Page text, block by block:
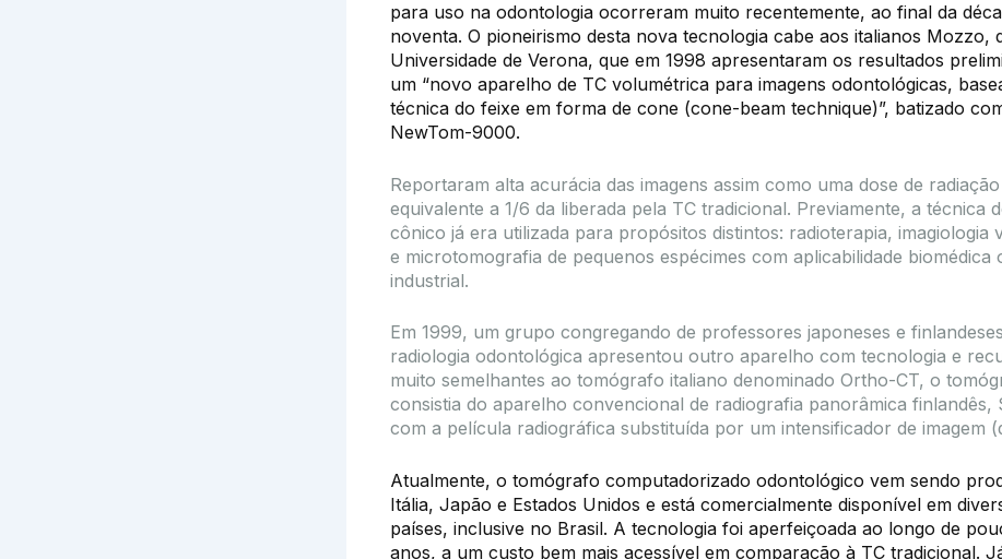
para uso na odontologia ocorreram muito recentemente, ao final da
noventa. O pioneirismo desta nova tecnologia cabe aos italianos Mozzo,
Universidade de Verona, que em 1998 apresentaram os resultados
um “novo aparelho de TC volumétrica para imagens odontológicas,
técnica do feixe em forma de cone (cone-beam technique)”, batizado
NewTom-9000.
Reportaram alta acurácia das imagens assim como uma dose de radiação
equivalente a 1/6 da liberada pela TC tradicional. Previamente, a técnica
cônico já era utilizada para propósitos distintos: radioterapia, imagiologia
e microtomografia de pequenos espécimes com aplicabilidade biomédica
industrial.
Em 1999, um grupo congregando de professores japoneses e
radiologia odontológica apresentou outro aparelho com tecnologia e
muito semelhantes ao tomógrafo italiano denominado Ortho-CT, o
consistia do aparelho convencional de radiografia panorâmica finlandês,
com a película radiográfica substituída por um intensificador de imagem
Atualmente, o tomógrafo computadorizado odontológico vem sendo
Itália, Japão e Estados Unidos e está comercialmente disponível em
países, inclusive no Brasil. A tecnologia foi aperfeiçoada ao longo de
anos, a um custo bem mais acessível em comparação à TC tradicional.